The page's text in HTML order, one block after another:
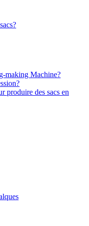
making Machine?
produire des sacs en